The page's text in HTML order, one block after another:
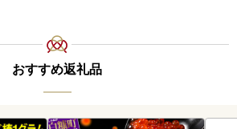
おすすめ返礼品